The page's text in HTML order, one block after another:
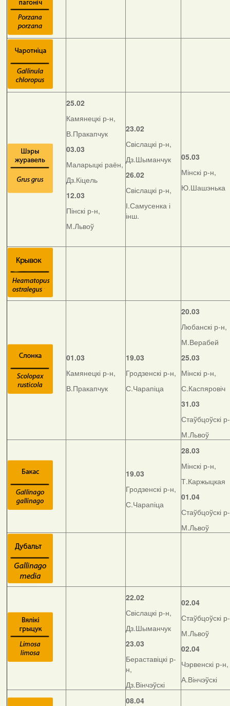
25.02
Камянецкі р-н,
В.Пракапчук
03.03
Маларыцкі раён,
Дз.Кіцель
12.03
Пінскі р-н,
М.Львоў
23.02
Свіслацкі р-н,
Дз.Шыманчук
26.02
Свіслацкі р-н,
І.Самусенка і
інш.
05.03
Мінскі р-н,
Ю.Шашэнька
01.03
Камянецкі р-н,
В.Пракапчук
19.03
Гродзенскі р-н,
С.Чарапіца
20.03
Любанскі р-н,
М.Верабей
25.03
Мінскі р-н,
С.Каспяровіч
31.03
Стаўбцоўскі
М.Львоў
19.03
Гродзенскі р-н,
С.Чарапіца
28.03
Мінскі р-н,
Т.Каржыцкая
01.04
Стаўбцоўскі
М.Львоў
22.02
Свіслацкі р-н,
Дз.Шыманчук
23.03
Бераставіцкі р-
н,
Дз.Вінчэўскі
02.04
Стаўбцоўскі
М.Львоў
02.04
Чэрвенскі р-н,
А.Вінчэўскі
08.04